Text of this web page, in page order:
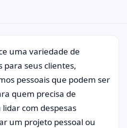
uma variedade de
para seus clientes,
pessoais que podem ser
quem precisa de
com despesas
um projeto pessoal ou